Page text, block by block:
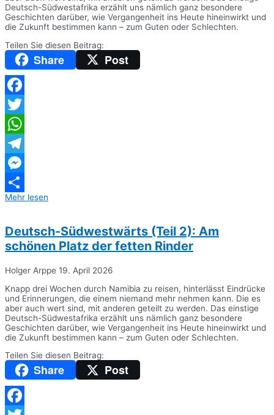
Deutsch-Südwestafrika erzählt uns nämlich ganz besondere
Geschichten darüber, wie Vergangenheit ins Heute hineinwirkt und
die Zukunft bestimmen kann – zum Guten oder Schlechten.
Teilen Sie diesen Beitrag:
Share Post
Facebook
Twitter
WhatsApp
Telegram
Messenger
Teilen
Mehr lesen
Deutsch-Südwestwärts (Teil 2): Am
schönen Platz der fetten Rinder
Holger Arppe 19. April 2026
Knapp drei Wochen durch Namibia zu reisen, hinterlässt Eindrücke
und Erinnerungen, die einem niemand mehr nehmen kann. Die es
aber auch wert sind, mit anderen geteilt zu werden. Das einstige
Deutsch-Südwestafrika erzählt uns nämlich ganz besondere
Geschichten darüber, wie Vergangenheit ins Heute hineinwirkt und
die Zukunft bestimmen kann – zum Guten oder Schlechten.
Teilen Sie diesen Beitrag:
Share Post